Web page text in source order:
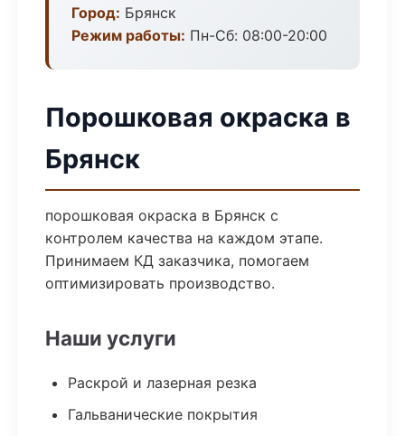
Город: Брянск
Режим работы: Пн-Сб: 08:00-20:00
Порошковая окраска в
Брянск
порошковая окраска в Брянск с
контролем качества на каждом этапе.
Принимаем КД заказчика, помогаем
оптимизировать производство.
Наши услуги
Раскрой и лазерная резка
Гальванические покрытия